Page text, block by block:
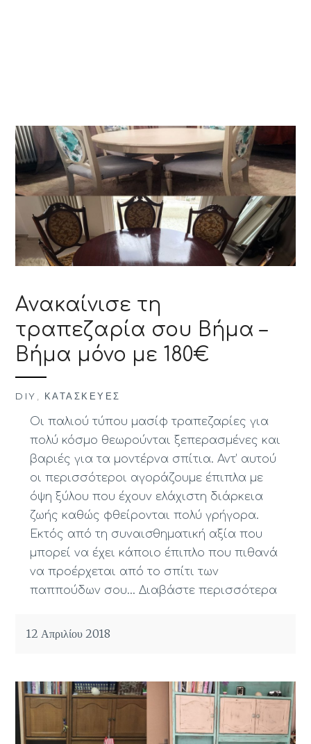
Ανακαίνισε τη
τραπεζαρία σου Βήμα –
Βήμα μόνο με 180€
DIY ΚΑΤΑΣΚΕΥΈΣ
Οι παλιού τύπου μασίφ τραπεζαρίες για
πολύ κόσμο θεωρούνται ξεπερασμένες και
βαριές για τα μοντέρνα σπίτια. Αντ’ αυτού
οι περισσότεροι αγοράζουμε έπιπλα με
όψη ξύλου που έχουν ελάχιστη διάρκεια
ζωής καθώς φθείρονται πολύ γρήγορα.
Εκτός από τη συναισθηματική αξία που
μπορεί να έχει κάποιο έπιπλο που πιθανά
να προέρχεται από το σπίτι των
παππούδων σου… Διαβάστε περισσότερα
12 Απριλίου 2018